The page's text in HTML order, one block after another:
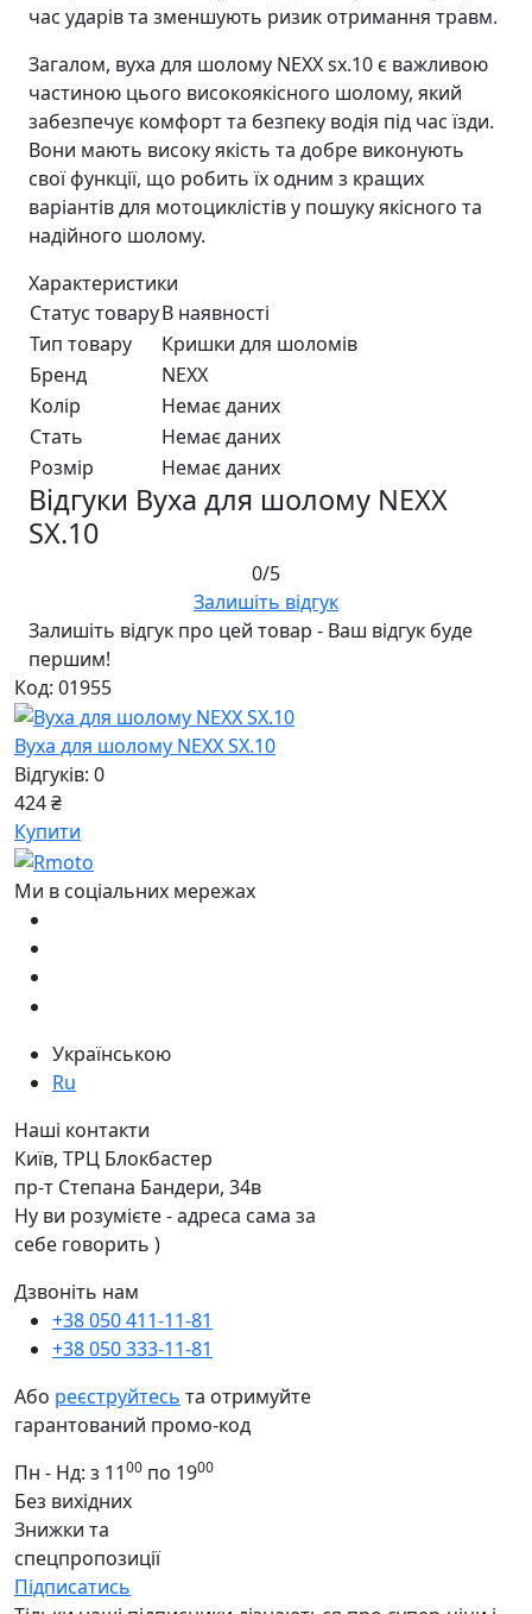
час ударів та зменшують ризик отримання травм.
Загалом, вуха для шолому NEXX sx.10 є важливою
частиною цього високоякісного шолому, який
забезпечує комфорт та безпеку водія під час їзди.
Вони мають високу якість та добре виконують
свої функції, що робить їх одним з кращих
варіантів для мотоциклістів у пошуку якісного та
надійного шолому.
Характеристики
Статус товаруВ наявності
Тип товару
Кришки для шоломів
Бренд
NEXX
Колір
Немає даних
Стать
Немає даних
Розмір
Немає даних
Відгуки Вуха для шолому NEXX
SX.10
0/5
Залишіть відгук
Залишіть відгук про цей товар - Ваш відгук буде
першим!
Код: 01955
Вуха для шолому NEXX SX.10
Відгуків: 0
424 ₴
Купити
Ми в соціальних мережах
Українською
Ru
Наші контакти
Київ, ТРЦ Блокбастер
пр-т Степана Бандери, 34в
Ну ви розумієте - адреса сама за
себе говорить )
Дзвоніть нам
+38 050 411-11-81
+38 050 333-11-81
Або реєструйтесь та отримуйте
гарантований промо-код
Пн - Нд: з 1100 по 1900
Без вихідних
Знижки та
спецпропозиції
Підписатись